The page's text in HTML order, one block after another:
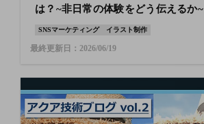
は？~非日常の体験をどう伝えるか~
SNSマーケティング イラスト制作
最終更新日：2026/06/19